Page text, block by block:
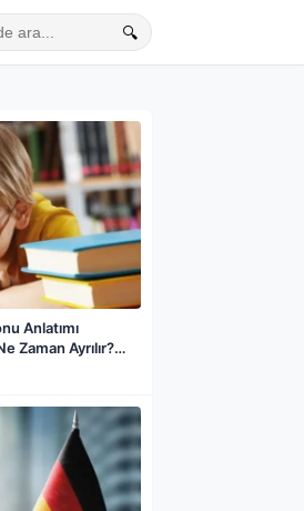
ara
🔍
Anlatımı
Zaman Ayrılır?
Farkı, an-, auf-,